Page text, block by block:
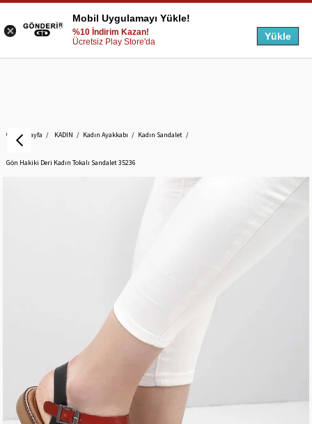
Anasayfa KADIN Kadın Ayakkabı Kadın Sandalet
Gön Hakiki Deri Kadın Tokalı Sandalet 35236
Mobil Uygulamayı Yükle!
%10 İndirim Kazan!
Ücretsiz Play Store'da
Yükle